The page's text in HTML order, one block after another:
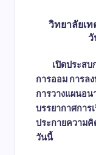
วิทยาลัยเ
เปิดประสบก
การออม การล
การวางแผนอน
บรรยากาศการ
ประกายความคิ
วันนี้